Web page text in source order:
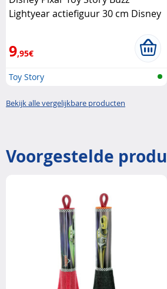
Lightyear actiefiguur 30 cm Disney
9,95€
Toy Story
Bekijk alle vergelijkbare producten
Voorgestelde